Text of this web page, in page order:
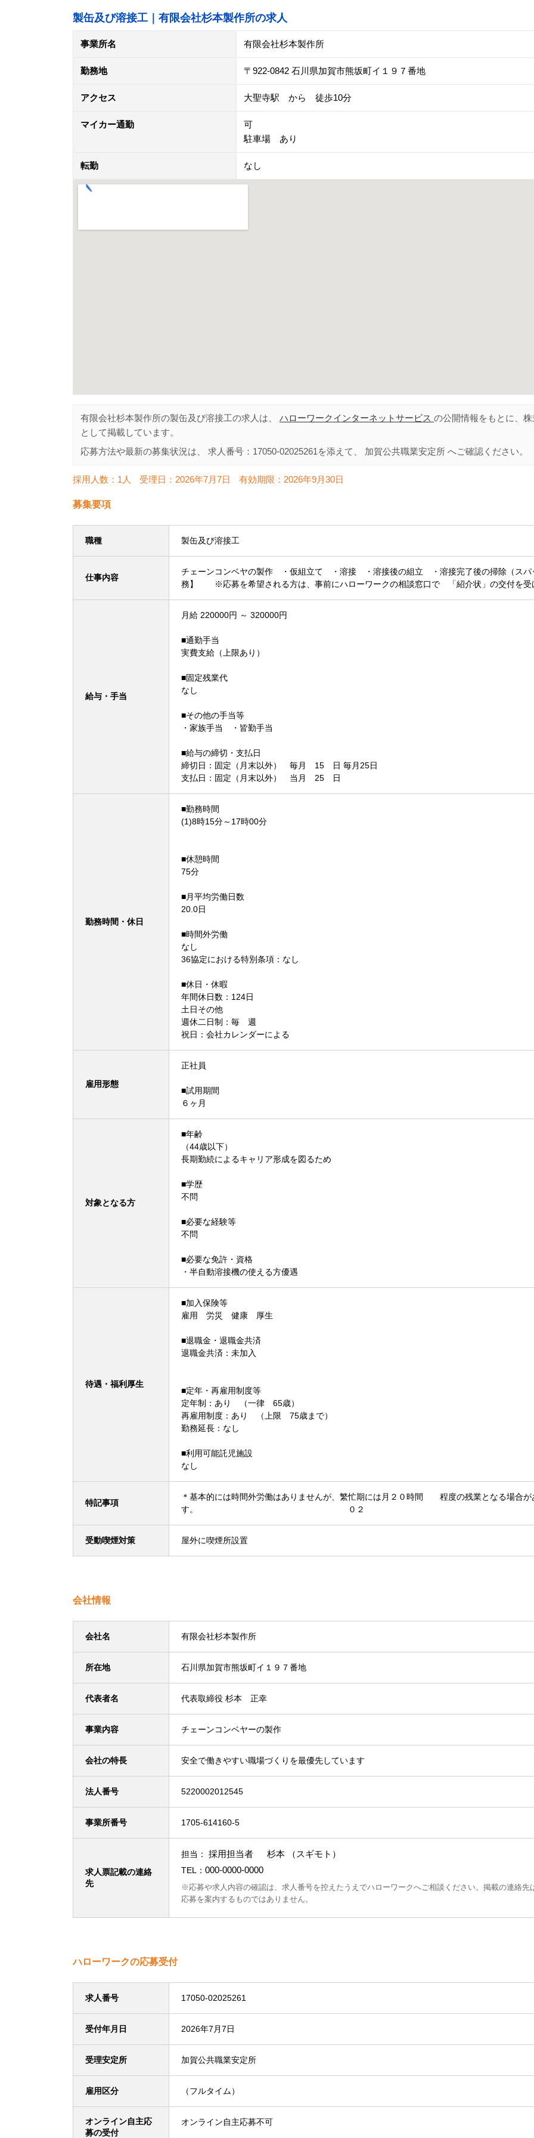
製缶及び溶接工｜有限会社杉本製作所の求人
事業所名 有限会社杉本製作所
勤務地 〒922-0842 石川県加賀市熊坂町イ１９７番地
アクセス 大聖寺駅 から 徒歩10分
マイカー通勤
可
駐車場 あり
転勤 なし
有限会社杉本製作所の製缶及び溶接工の求人は、 ハローワークインターネットサービス の公開情報をもとに、
として掲載しています。
応募方法や最新の募集状況は、 求人番号： 17050-02025261 を添えて、 加賀公共職業安定所 へご確認ください。
採用人数：1人 受理日： 2026年7月7日 有効期限： 2026年9月30日
募集要項
職種 製缶及び溶接工
仕事内容
チェーンコンベヤの製作 ・仮組立て ・溶接 ・溶接後の組立 ・溶接完了後の掃除（ス
務】 ※応募を希望される方は、事前にハローワークの相談窓口で 「紹介状」の交付を受
給与・手当
月給 220000円 ～ 320000円
■通勤手当
実費支給（上限あり）
■固定残業代
なし
■その他の手当等
・家族手当 ・皆勤手当
■給与の締切・支払日
締切日：固定（月末以外） 毎月 15 日 毎月25日
支払日：固定（月末以外） 当月 25 日
勤務時間・休日
■勤務時間
(1)8時15分～17時00分
■休憩時間
75分
■月平均労働日数
20.0日
■時間外労働
なし
36協定における特別条項：なし
■休日・休暇
年間休日数：124日
土日その他
週休二日制：毎 週
祝日：会社カレンダーによる
雇用形態
正社員
■試用期間
６ヶ月
対象となる方
■年齢
（44歳以下）
長期勤続によるキャリア形成を図るため
■学歴
不問
■必要な経験等
不問
■必要な免許・資格
・半自動溶接機の使える方優遇
待遇・福利厚生
■加入保険等
雇用 労災 健康 厚生
■退職金・退職金共済
退職金共済：未加入
■定年・再雇用制度等
定年制：あり （一律 65歳）
再雇用制度：あり （上限 75歳まで）
勤務延長：なし
■利用可能託児施設
なし
特記事項
＊基本的には時間外労働はありませんが、繁忙期には月２０時間 程度の残業となる場合が
す。 ０２
受動喫煙対策 屋外に喫煙所設置
会社情報
会社名 有限会社杉本製作所
所在地 石川県加賀市熊坂町イ１９７番地
代表者名 代表取締役 杉本 正幸
事業内容 チェーンコンベヤーの製作
会社の特長 安全で働きやすい職場づくりを最優先しています
法人番号 5220002012545
事業所番号 1705-614160-5
求人票記載の連絡
先
担当： 採用担当者 杉本 （スギモト）
TEL： 000-0000-0000
※応募や求人内容の確認は、求人番号を控えたうえでハローワークへご相談ください。掲載の連絡
応募を案内するものではありません。
ハローワークの応募受付
求人番号 17050-02025261
受付年月日 2026年7月7日
受理安定所 加賀公共職業安定所
雇用区分 （フルタイム）
オンライン自主応
募の受付
オンライン自主応募不可